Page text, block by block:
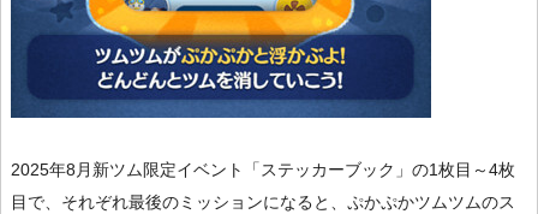
2025年8月新ツム限定イベント「ステッカーブック」の1枚目～4枚
目で、それぞれ最後のミッションになると、ぷかぷかツムツムのス